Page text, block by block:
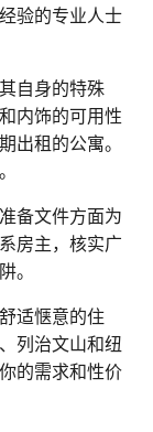
验的专业人士
自身的特殊
内饰的可用性
出租的公寓。
备文件方面为
房主，核实广
。
适惬意的住
列治文山和纽
的需求和性价